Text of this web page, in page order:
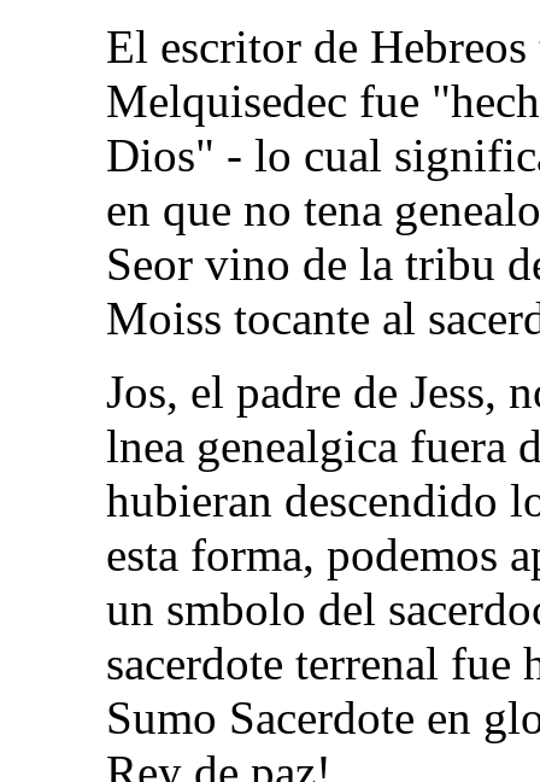
El escritor de
Melquisedec fue
Dios" - lo cual
en que no tena
Seor vino de la tribu
Moiss tocante al
Jos, el padre de Jess,
lnea genealgica fuera
hubieran descendido
esta forma, podemos
un smbolo del
sacerdote terrenal fue
Sumo Sacerdote en